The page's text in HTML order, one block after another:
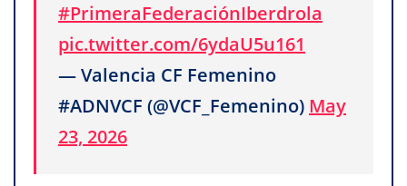
#PrimeraFederaciónIberdrola
pic.twitter.com/6ydaU5u161
— Valencia CF Femenino
#ADNVCF (@VCF_Femenino) May
23, 2026